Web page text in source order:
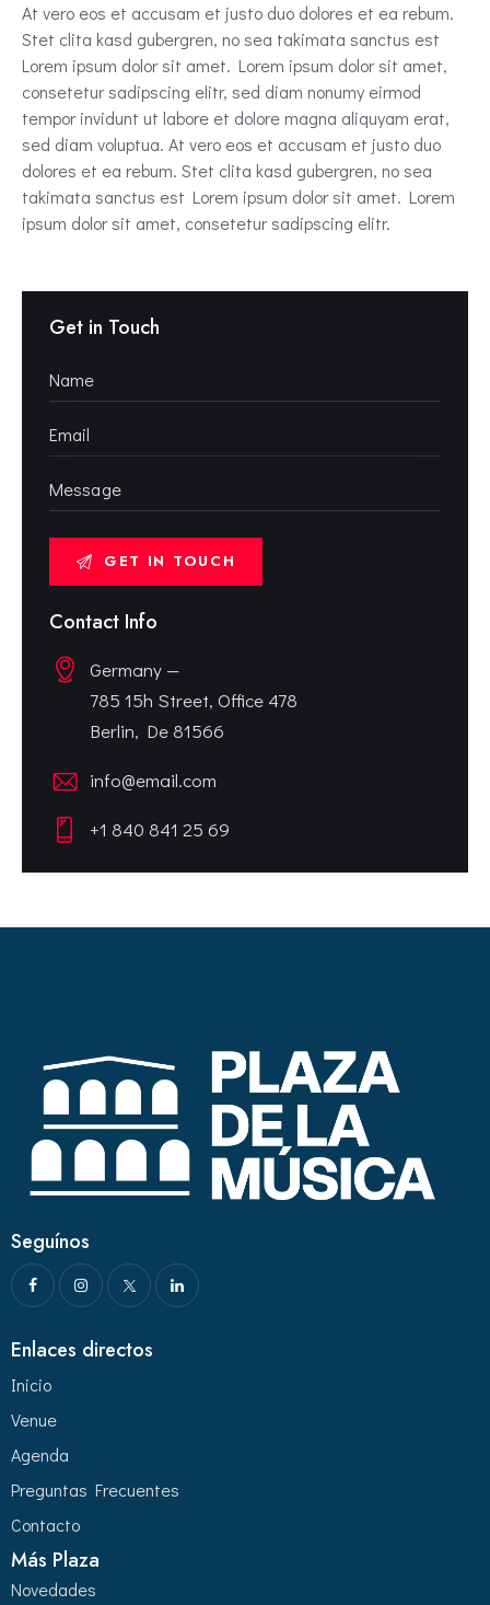
At vero eos et accusam et justo duo dolores et ea rebum.
Stet clita kasd gubergren, no sea takimata sanctus est
Lorem ipsum dolor sit amet. Lorem ipsum dolor sit amet,
consetetur sadipscing elitr, sed diam nonumy eirmod
tempor invidunt ut labore et dolore magna aliquyam erat,
sed diam voluptua. At vero eos et accusam et justo duo
dolores et ea rebum. Stet clita kasd gubergren, no sea
takimata sanctus est Lorem ipsum dolor sit amet. Lorem
ipsum dolor sit amet, consetetur sadipscing elitr.
Get in Touch
Contact Info
Germany —
785 15h Street, Office 478
Berlin, De 81566
info@email.com
+1 840 841 25 69
Seguínos
Enlaces directos
Inicio
Venue
Agenda
Preguntas Frecuentes
Contacto
Más Plaza
Novedades